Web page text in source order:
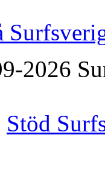
2026
Stöd